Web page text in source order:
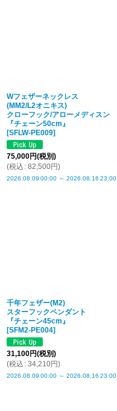
Wフェザーネックレス
(MM2/L2オニキス)
クローフック/アローメディスン
『チェーン50cm』
[SFLW-PE009]
75,000円(税別)
(税込 : 82,500円)
2026.08.09 00:00 ～ 2026.08.16 23:00
千年フェザー(M2)
スターフックペンダント
『チェーン45cm』
[SFM2-PE004]
31,100円(税別)
(税込 : 34,210円)
2026.08.09 00:00 ～ 2026.08.16 23:00